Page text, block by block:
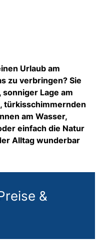
Urlaub am
zu verbringen? Sie
Lage am
türkisschimmernden
am Wasser,
einfach die Natur
Alltag wunderbar
&